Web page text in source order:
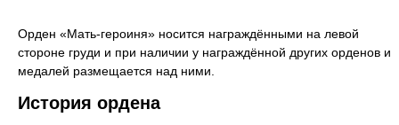
Орден «Мать-героиня» носится награждёнными на левой
стороне груди и при наличии у награждённой других орденов и
медалей размещается над ними.
История ордена